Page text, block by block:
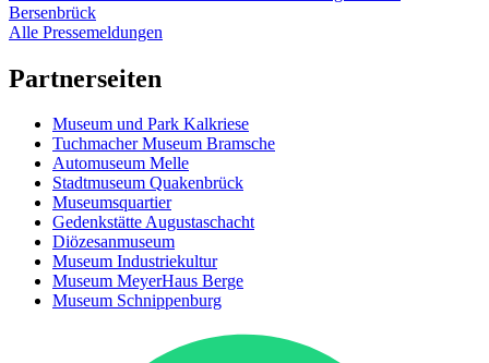
Bersenbrück
Alle Pressemeldungen
Partnerseiten
Museum und Park Kalkriese
Tuchmacher Museum Bramsche
Automuseum Melle
Stadtmuseum Quakenbrück
Museumsquartier
Gedenkstätte Augustaschacht
Diözesanmuseum
Museum Industriekultur
Museum MeyerHaus Berge
Museum Schnippenburg